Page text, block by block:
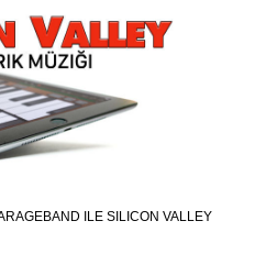
ILE SILICON VALLEY